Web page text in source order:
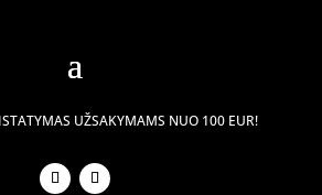
UŽSAKYMAMS NUO 100 EUR!